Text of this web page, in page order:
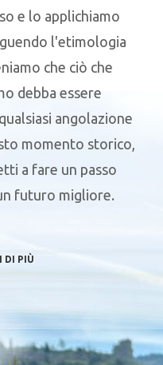
e lo applichiamo
l'etimologia
che ciò che
debba essere
angolazione
momento storico,
a fare un passo
futuro migliore.
DI PIÙ